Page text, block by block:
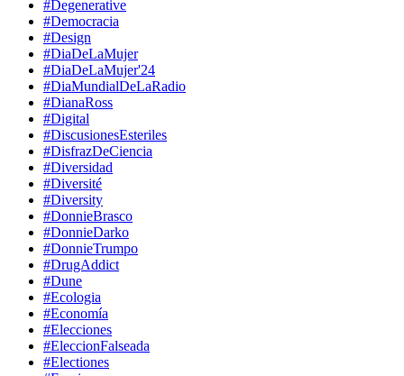
#Degenerative
#Democracia
#Design
#DiaDeLaMujer
#DiaDeLaMujer'24
#DiaMundialDeLaRadio
#DianaRoss
#Digital
#DiscusionesEsteriles
#DisfrazDeCiencia
#Diversidad
#Diversité
#Diversity
#DonnieBrasco
#DonnieDarko
#DonnieTrumpo
#DrugAddict
#Dune
#Ecologia
#Economía
#Elecciones
#EleccionFalseada
#Electiones